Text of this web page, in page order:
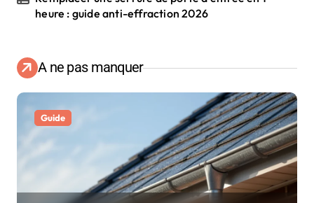
heure : guide anti-effraction 2026
A ne pas manquer
Guide